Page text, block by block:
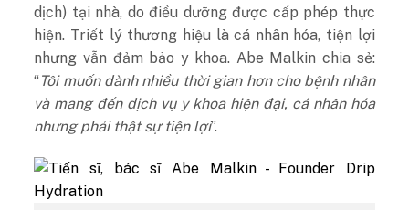
dịch) tại nhà, do điều dưỡng được cấp phép thực
hiện. Triết lý thương hiệu là cá nhân hóa, tiện lợi
nhưng vẫn đảm bảo y khoa. Abe Malkin chia sẻ:
“Tôi muốn dành nhiều thời gian hơn cho bệnh nhân
và mang đến dịch vụ y khoa hiện đại, cá nhân hóa
nhưng phải thật sự tiện lợi”.